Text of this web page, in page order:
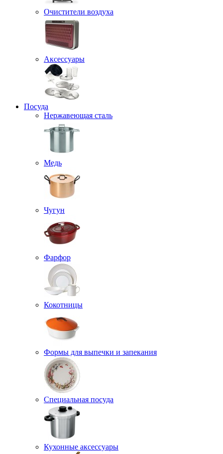
Очистители воздуха
Аксессуары
Посуда
Нержавеющая сталь
Медь
Чугун
Фарфор
Кокотницы
Формы для выпечки и запекания
Специальная посуда
Кухонные аксессуары